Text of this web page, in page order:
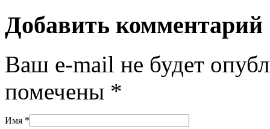
Добавить комментарий
Ваш e-mail не будет
помечены *
Имя *